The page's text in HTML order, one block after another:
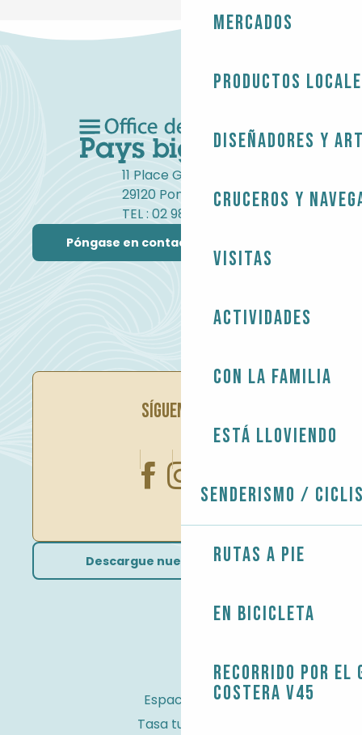
Mercados
Productos
Diseñadores y
Cruceros y
Visitas
Actividades
Con la familia
Está lloviendo
Senderismo /
Rutas a pie
En bicicleta
Recorrido por el
costera V45
11 Place Gambetta
29120 Pont-l'Abbé
TEL : 02 98 82 37 99
Póngase en contacto con nosotros
SÍGUENOS EN
Descargue nuestros folletos
Espacio Pro
Tasa turística